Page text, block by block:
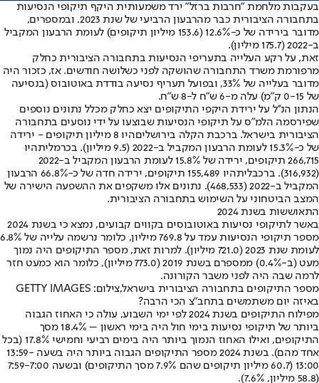
בעקבות מלחמת ״חרבות ברזל״ ירד משמעותית היקף תיקופי הנסיעות
בתחבורה הציבורית כבר מהרבעון הרביעי של שנת 2023. ובמספרים,
מדובר בירידה של כ-12.6% (153.6 מיליון תיקופים) לעומת הרבעון המקביל
ב-2022 (175.7 מיליון).
זאת, על רקע העלייה בתעריפי הנסיעות בתחבורה הציבורית כחלק
מרפורמת משרד התחבורה שהושקה לפני כשלושה חודשים. אז, כזכור היה
מדובר בעלייה של 33%, ובפועל תעריף נסיעה בודדת באוטובוס (בנסיעה
של 0-15 ק"מ) עלה מ-6 ש"ח ל-8 ש"ח.
הנתון הנ''ל על ירידת היקפי התיקופים יצא כחלק מכלל נתונים נוספים
שפירסמה הלמ"ס על תיקופי הנסיעות שבוצעו על ידי נוסעים בתחבורה
הציבורית בישראל. ברכבת הקלה בירושלים
היו 8 מיליון תיקופים - ירידה
של כ-15.3% לעומת הרבעון המקביל ב-2022 (9.5 מיליון). ב
כרמליתהיו
266,715 תיקופים, ירידה של 15.8% לעומת הרבעון המקביל ב-2022
(316,932). ב
רכבלית
היו 155,489 תיקופים, ירידה חדה של כ-66.8% הרבעון
המקביל ב-2022 (468,533). נתונים אלו משקפים את ההשפעה הישירה של
המצב הביטחוני על השימוש בתחבורה הציבורית.
התאוששות בשנת 2024
באשר לתיקופי נסיעות באוטובוסים בקווים קבועים, נמצא כי בשנת 2024
מספר תיקופי הנסיעות עמד על 769.8 מיליון, כלומר נרשמה עלייה של 6.8%
לעומת שנת 2023 (721.0 מיליון). למרות זאת, מספר התיקופים היה נמוך
מעט (ב-0.4%) ממספרם בשנת 2019 (773.0 מיליון), כלומר הוא כמעט חזר
לרמה שבה היה לפני משבר הקורונה.
מספר התיקופים בתחבורה הציבורית בישראל,צילום: GETTY IMAGES
באיזה יום משתמשים בתחב״צ הכי הרבה?
מפילוח התיקופים בשנת 2024 לפי ימי השבוע, עולה כי האחוז הגבוה
ביותר של תיקופי נסיעות בימי חול היה בימי ראשון – 18.4% מסך
התיקופים, ואילו האחוז הנמוך ביותר היה בימים רביעי וחמישי 17.8% (בכל
אחד מהם). בשנת 2024 מספר התיקופים הגבוה ביותר היה בשעה 13:59-
13:00 (60.7 מיליון תיקופים שהם 7.9% מסך התיקופים) ובשעה 7:59-7:00
(58.8 מיליון, 7.6%).